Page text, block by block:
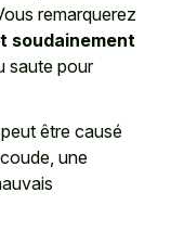
remarquerez
soudainement
saute pour
être causé
une